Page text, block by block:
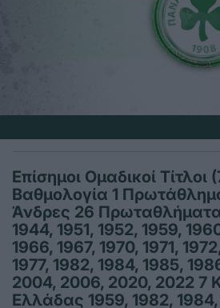
Επίσημοι Ομαδικοί Τίτλοι
Βαθμολογία 1
Άνδρες 26
1944, 1951, 1952, 1959,
1966, 1967, 1970, 1971,
1977, 1982, 1984, 1985,
2004, 2006, 2020, 2022 7
Ελλάδας 1959, 1982,